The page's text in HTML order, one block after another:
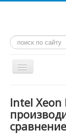
Искать...
Toggle
Navigation
LGA 2011-3
LGA 2011
Intel Xeon
сравнение